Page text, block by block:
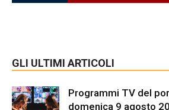
GLI ULTIMI ARTICOLI
Programmi TV del
domenica 9 agosto